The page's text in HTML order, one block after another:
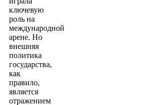
ключевую
роль на
международной
арене. Но
внешняя
политика
государства,
как
правило,
является
отражением